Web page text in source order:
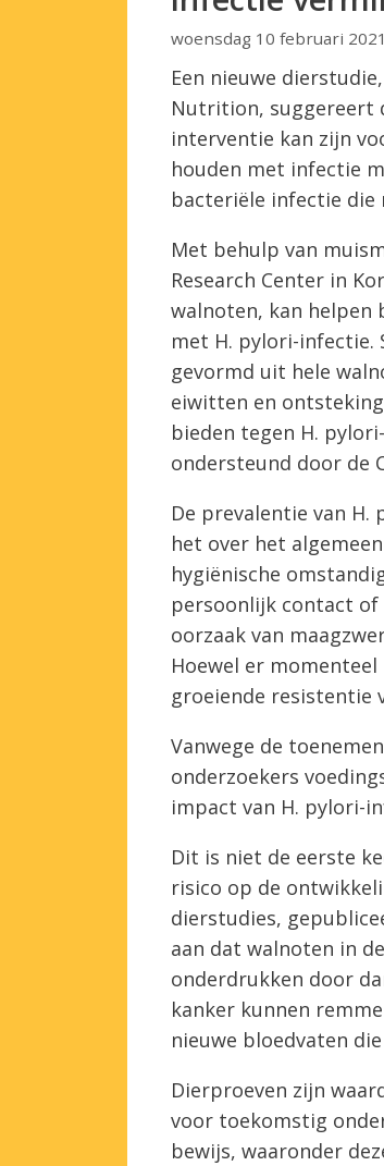
woensdag 10 februari 2021
Een nieuwe
Nutrition, suggereert
interventie kan zijn
houden met infectie
bacteriële infectie
Met behulp van
Research Center in
walnoten, kan helpen
met H. pylori-infectie.
gevormd uit hele
eiwitten en
bieden tegen H.
ondersteund door de
De prevalentie van
het over het
hygiënische
persoonlijk contact of
oorzaak van
Hoewel er
groeiende resistentie
Vanwege de
onderzoekers
impact van H. pylori-
Dit is niet de eerste
risico op de
dierstudies,
aan dat walnoten in
onderdrukken door
kanker kunnen
nieuwe bloedvaten
Dierproeven zijn
voor toekomstig
bewijs, waaronder